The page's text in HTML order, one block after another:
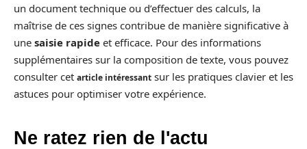
un document technique ou d’effectuer des calculs, la
maîtrise de ces signes contribue de manière significative à
une saisie rapide et efficace. Pour des informations
supplémentaires sur la composition de texte, vous pouvez
consulter cet article intéressant sur les pratiques clavier et les
astuces pour optimiser votre expérience.
Ne ratez rien de l'actu